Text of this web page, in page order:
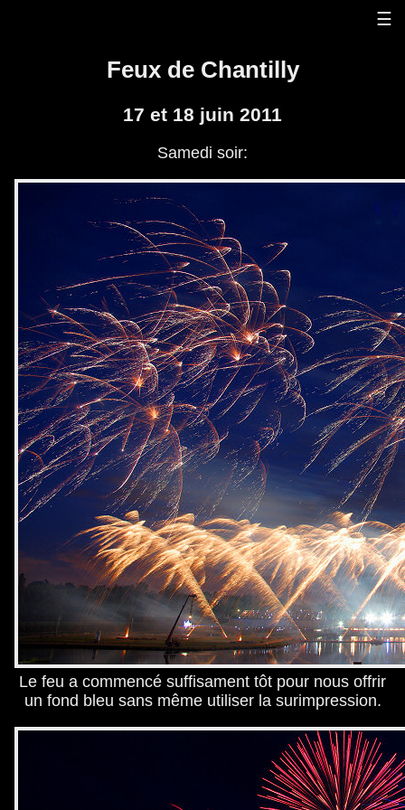
☰
Feux de Chantilly
17 et 18 juin 2011
Samedi soir:
Le feu a commencé suffisament tôt pour nous offrir
un fond bleu sans même utiliser la surimpression.